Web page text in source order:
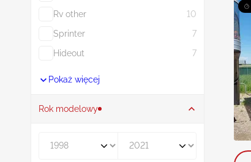
Rv other
10
Sprinter
7
Hideout
7
Pokaż więcej
Rok modelowy